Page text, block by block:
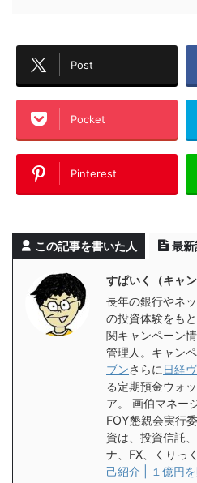
Post
Pocket
Pinterest
この記事を書いた人 最
すぱいく（キャン
長年の銀行やネ
の投資体験をも
関キャンペーン
管理人。キャンペ
ブンさらに 日経
る定期預金ウォ
ア。 画伯マネー
FOY懇親会実行
資は、投資信託
ナ、FX、くりっ
己紹介 | １億円